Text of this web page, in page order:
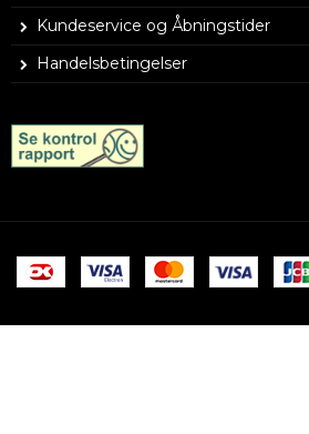
Kundeservice og Åbningstider
Handelsbetingelser